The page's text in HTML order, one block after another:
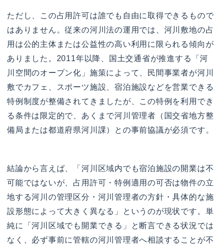
ただし、この占用許可は誰でも自由に取得できるもので
はありません。従来の河川法の運用では、河川敷地の占
用は公的主体または公益性の高い利用に限られる傾向が
ありました。2011年以降、国土交通省が推進する「河
川空間のオープン化」施策によって、民間事業者が河川
敷でカフェ、スポーツ施設、宿泊施設などを営業できる
特例制度が整備されてきましたが、この特例を利用でき
る条件は限定的で、あくまで河川管理者（国交省地方整
備局または都道府県河川課）との事前協議が必須です。
結論から言えば、「河川区域内でも宿泊施設の開業は不
可能ではないが、占用許可・特例適用の可否は物件の立
地する河川の管理区分・河川管理者の方針・具体的な施
設形態によって大きく異なる」というのが現状です。単
純に「河川区域でも開業できる」と断言できる状況では
なく、必ず事前に管轄の河川管理者へ相談することが不